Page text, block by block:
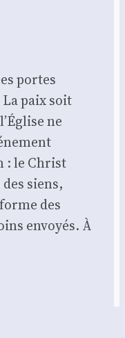
portes
paix soit
ne
: le Christ
siens,
des
envoyés. À